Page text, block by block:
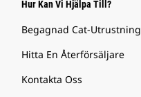
Hur Kan Vi Hjälpa Till?
Begagnad Cat-Utrustning
Hitta En Återförsäljare
Kontakta Oss